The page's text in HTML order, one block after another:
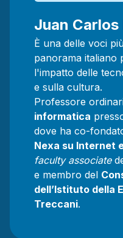
Juan
È una delle voci
panorama italiano
l'impatto delle
e sulla cultura.
Professore
informatica
dove ha co-
Nexa su Internet
faculty associate
e membro del
dell’Istituto della
Treccani.